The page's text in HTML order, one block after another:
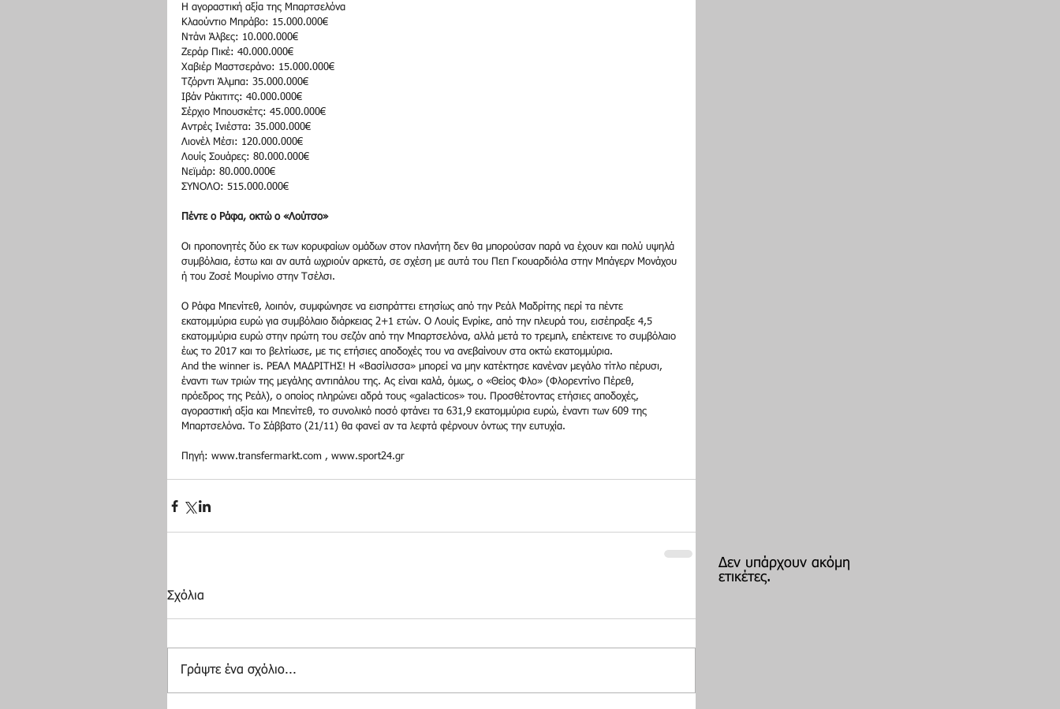
Η αγοραστική αξία της Μπαρτσελόνα
Κλαούντιο Μπράβο: 15.000.000€
Ντάνι Άλβες: 10.000.000€
Ζεράρ Πικέ: 40.000.000€
Χαβιέρ Μαστσεράνο: 15.000.000€
Τζόρντι Άλμπα: 35.000.000€
Ιβάν Ράκιτιτς: 40.000.000€
Σέρχιο Μπουσκέτς: 45.000.000€
Αντρές Ινιέστα: 35.000.000€
Λιονέλ Μέσι: 120.000.000€
Λουίς Σουάρες: 80.000.000€
Νεϊμάρ: 80.000.000€
ΣΥΝΟΛΟ: 515.000.000€
Πέντε ο Ράφα, οκτώ ο «Λούτσο»
Οι προπονητές δύο εκ των κορυφαίων ομάδων στον πλανήτη δεν θα μπορούσαν παρά να έχουν και πολύ υψηλά
συμβόλαια, έστω και αν αυτά ωχριούν αρκετά, σε σχέση με αυτά του Πεπ Γκουαρδιόλα στην Μπάγερν Μονάχου
ή του Ζοσέ Μουρίνιο στην Τσέλσι.
Ο Ράφα Μπενίτεθ, λοιπόν, συμφώνησε να εισπράττει ετησίως από την Ρεάλ Μαδρίτης περί τα πέντε
εκατομμύρια ευρώ για συμβόλαιο διάρκειας 2+1 ετών. Ο Λουίς Ενρίκε, από την πλευρά του, εισέπραξε 4,5
εκατομμύρια ευρώ στην πρώτη του σεζόν από την Μπαρτσελόνα, αλλά μετά το τρεμπλ, επέκτεινε το συμβόλαιο
έως το 2017 και το βελτίωσε, με τις ετήσιες αποδοχές του να ανεβαίνουν στα οκτώ εκατομμύρια.
And the winner is. ΡΕΑΛ ΜΑΔΡΙΤΗΣ! Η «Βασίλισσα» μπορεί να μην κατέκτησε κανέναν μεγάλο τίτλο πέρυσι,
έναντι των τριών της μεγάλης αντιπάλου της. Ας είναι καλά, όμως, ο «Θείος Φλο» (Φλορεντίνο Πέρεθ,
πρόεδρος της Ρεάλ), ο οποίος πληρώνει αδρά τους «galacticos» του. Προσθέτοντας ετήσιες αποδοχές,
αγοραστική αξία και Μπενίτεθ, το συνολικό ποσό φτάνει τα 631,9 εκατομμύρια ευρώ, έναντι των 609 της
Μπαρτσελόνα. Το Σάββατο (21/11) θα φανεί αν τα λεφτά φέρνουν όντως την ευτυχία.
Πηγή: www.transfermarkt.com , www.sport24.gr
Σχόλια
Γράψτε ένα σχόλιο...
Δεν υπάρχουν ακόμη
ετικέτες.